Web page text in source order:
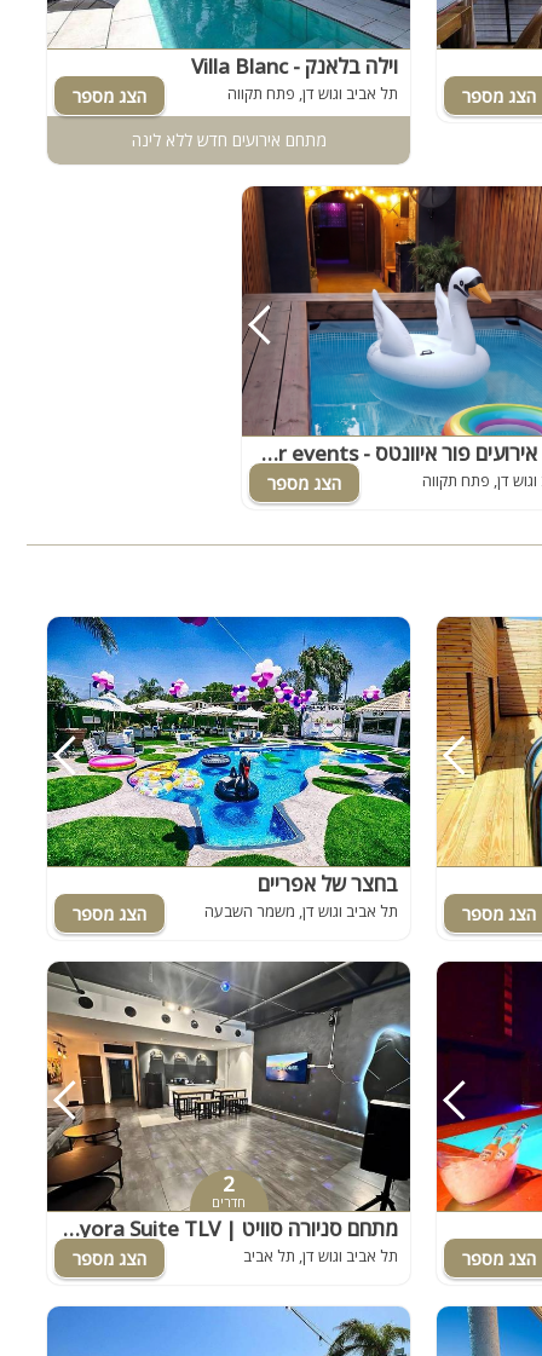
וילה בלאנק - Villa Blanc
תל אביב וגוש דן, פתח תקווה
מתחם אירועים חדש ללא לינה
מתחם אירועים פור איוונטס - Four events
דן, פתח תקווה
בחצר של אפריים
תל אביב וגוש דן, משמר השבעה
2
חדרים
מתחם סניורה סוויט | Senyora Suite TLV
תל אביב וגוש דן, תל אביב